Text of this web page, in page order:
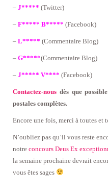
– J***** (Twitter)
– F***** B***** (Facebook)
– L***** (Commentaire Blog)
– G*****(Commentaire Blog)
– J***** V**** (Facebook)
Contactez-nous dès que
postales complètes.
Encore une fois, merci à toutes et
N’oubliez pas qu’il vous reste
notre concours Deus Ex
la semaine prochaine devrait
vous êtes sages